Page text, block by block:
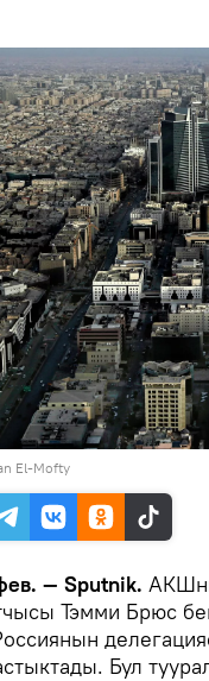
El-Mofty
— Sputnik.
Тэмми Брюс
Бул